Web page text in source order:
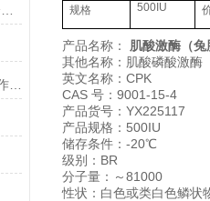
抗酒石酸酸性磷酸酶（TRAP）的操作步骤
规格 500IU
产品名称： 肌酸激酶（兔
其他名称：肌酸磷酸激酶
英文名称：CPK
CAS 号：9001-15-4
产品货号：YX225117
产品规格：500IU
储存条件：-20℃
级别：BR
分子量：～81000
性状：白色或类白色鳞状